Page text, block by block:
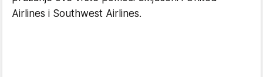
Airlines i Southwest Airlines.